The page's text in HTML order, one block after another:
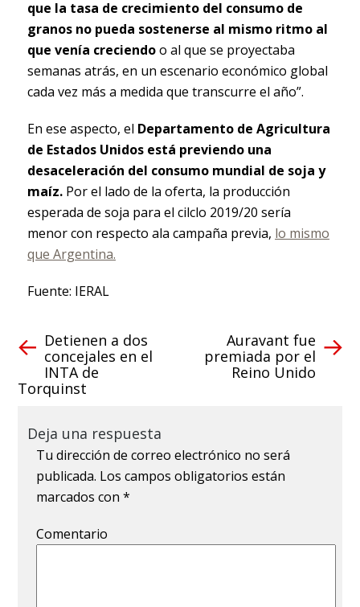
que la tasa de crecimiento del consumo de
granos no pueda sostenerse al mismo ritmo al
que venía creciendoo al que se proyectaba
semanas atrás, en un escenario económico global
cada vez más a medida que transcurre el año”.
En ese aspecto, el Departamento de Agricultura
de Estados Unidos está previendo una
desaceleración del consumo mundial de soja y
maíz. Por el lado de la oferta, la producción
esperada de soja para el cilclo 2019/20 sería
menor con respecto ala campaña previa, lo mismo
que Argentina.
Fuente: IERAL
Detienen a dos
concejales en el
INTA de
Torquinst
Auravant fue
premiada por el
Reino Unido
Deja una respuesta
Tu dirección de correo electrónico no será
publicada. Los campos obligatorios están
marcados con*
Comentario